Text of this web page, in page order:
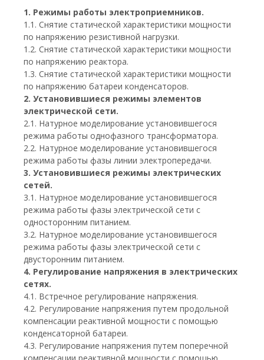
1. Режимы работы электроприемников.
1.1. Снятие статической характеристики мощности
по напряжению резистивной нагрузки.
1.2. Снятие статической характеристики мощности
по напряжению реактора.
1.3. Снятие статической характеристики мощности
по напряжению батареи конденсаторов.
2. Установившиеся режимы элементов
электрической сети.
2.1. Натурное моделирование установившегося
режима работы однофазного трансформатора.
2.2. Натурное моделирование установившегося
режима работы фазы линии электропередачи.
3. Установившиеся режимы электрических
сетей.
3.1. Натурное моделирование установившегося
режима работы фазы электрической сети с
односторонним питанием.
3.2. Натурное моделирование установившегося
режима работы фазы электрической сети с
двусторонним питанием.
4. Регулирование напряжения в электрических
сетях.
4.1. Встречное регулирование напряжения.
4.2. Регулирование напряжения путем продольной
компенсации реактивной мощности с помощью
конденсаторной батареи.
4.3. Регулирование напряжения путем поперечной